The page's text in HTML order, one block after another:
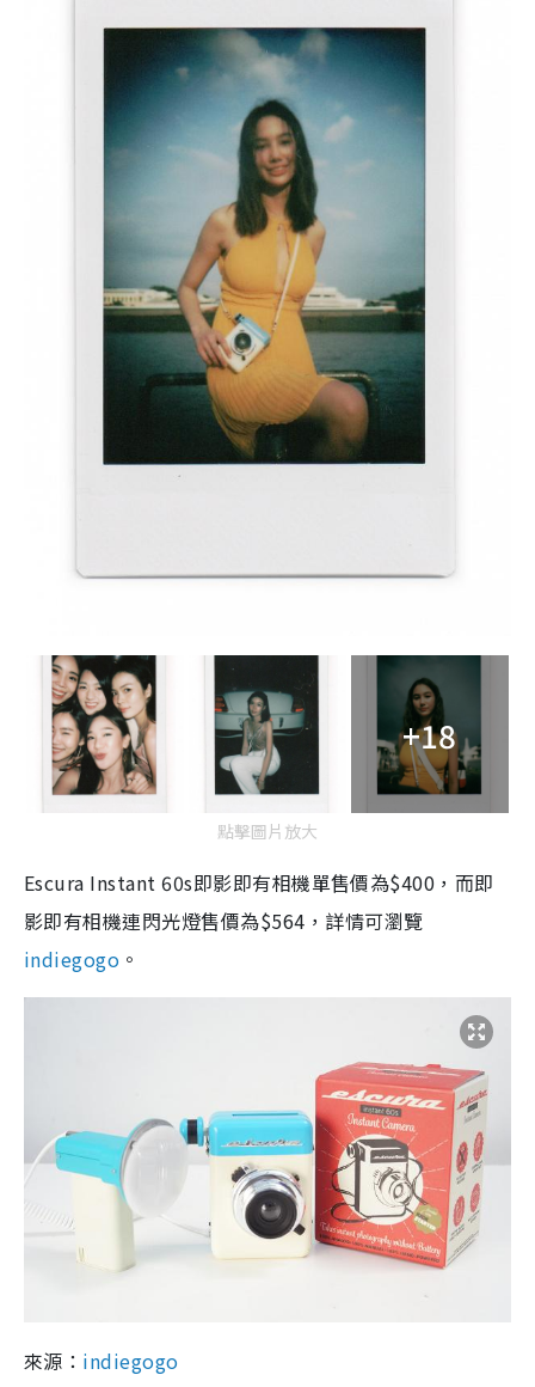
+18
點擊圖片放大
Escura Instant 60s即影即有相機單售價為$400 ，而即
影即有相機連閃光燈售價為$564 ，詳情可瀏覽
indiegogo 。
來源： indiegogo